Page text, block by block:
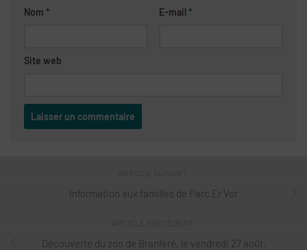
Nom * E-mail*
Site web
Information aux familles de Parc Er Vor
Découverte du zoo de Branféré, le vendredi 27 août.